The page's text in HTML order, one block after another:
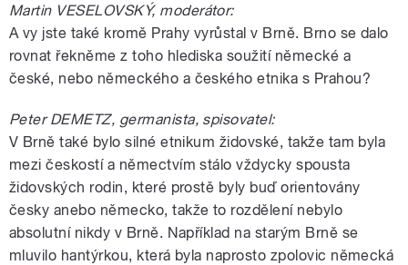
Martin VESELOVSKÝ, moderátor:
A vy jste také kromě Prahy vyrůstal v Brně. Brno se dalo
rovnat řekněme z toho hlediska soužití německé a
české, nebo německého a českého etnika s Prahou?
Peter DEMETZ, germanista, spisovatel:
V Brně také bylo silné etnikum židovské, takže tam byla
mezi českostí a němectvím stálo vždycky spousta
židovských rodin, které prostě byly buď orientovány
česky anebo německo, takže to rozdělení nebylo
absolutní nikdy v Brně. Například na starým Brně se
mluvilo hantýrkou, která byla naprosto zpolovic německá